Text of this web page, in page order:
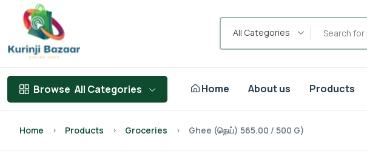
All Categories
Browse All Categories Home About us Products
Home Products Groceries Ghee (நெய்) 565.00 / 500 G)